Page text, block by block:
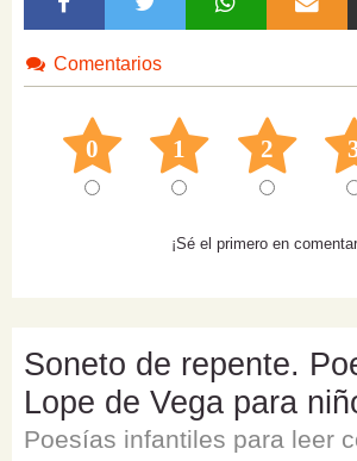
Comentarios
0 1 2
¡Sé el primero en
Soneto de repente.
Lope de Vega para
Poesías infantiles para leer